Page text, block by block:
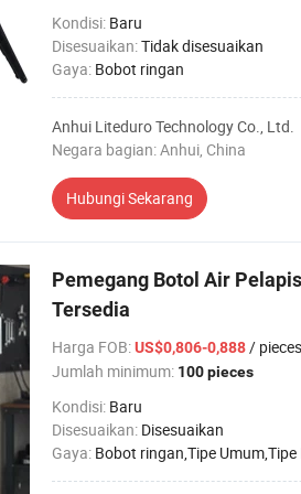
Kondisi: Baru
Disesuaikan:Tidak disesuaikan
Gaya: Bobot ringan
Anhui Liteduro Technology Co., Ltd.
Negara bagian: Anhui, China
Hubungi Sekarang
Pemegang Botol Air
Tersedia
Harga FOB:US$0,806-0,888/ pieces
Jumlah minimum: 100 pieces
Kondisi: Baru
Disesuaikan: Disesuaikan
Gaya: Bobot ringan,Tipe Umum,Tipe